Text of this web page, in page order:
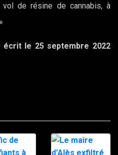
de résine de cannabis, à
le 25 septembre 2022